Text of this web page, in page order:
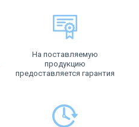
На поставляемую
продукцию
предоставляется гарантия